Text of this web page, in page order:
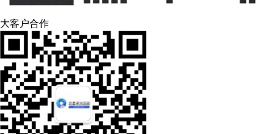
大客户合作